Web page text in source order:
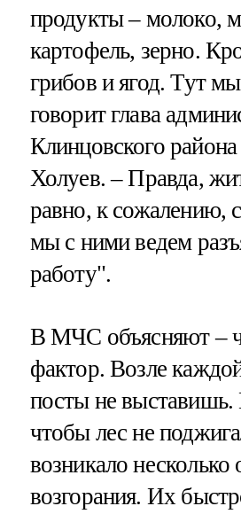
продукты – молоко,
картофель, зерно.
грибов и ягод. Тут
говорит глава
Клинцовского
Холуев. – Правда,
равно, к сожалению,
мы с ними ведем
работу".
В МЧС объясняют –
фактор. Возле
посты не выставишь.
чтобы лес не
возникало несколько
возгорания. Их